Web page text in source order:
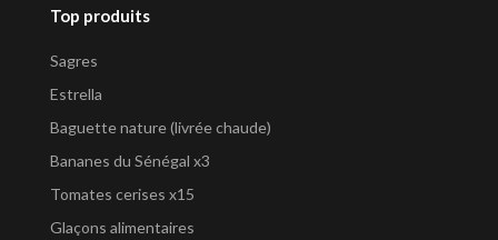
Top produits
Sagres
Estrella
Baguette nature (livrée chaude)
Bananes du Sénégal x3
Tomates cerises x15
Glaçons alimentaires